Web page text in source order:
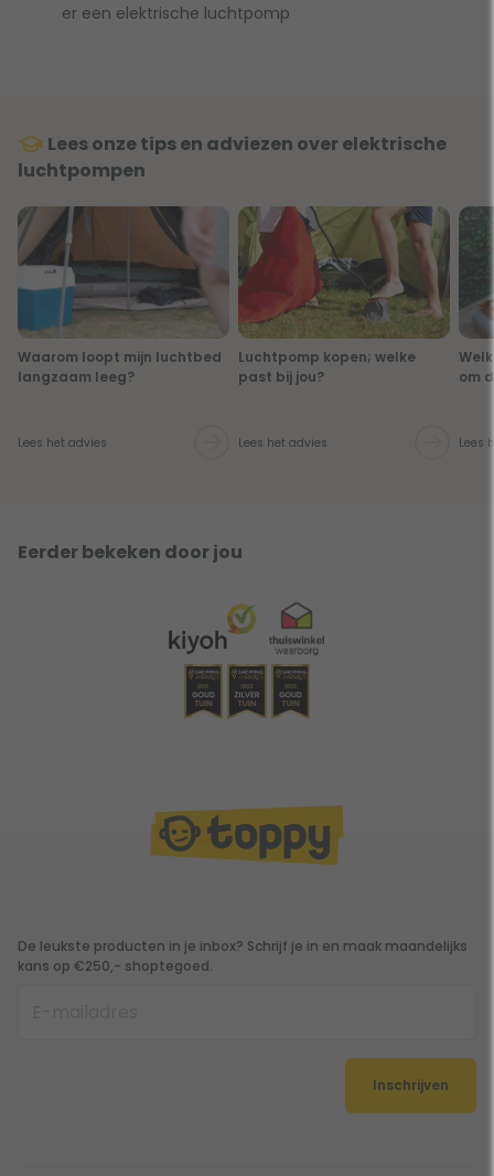
er een elektrische luchtpomp
Lees onze tips en adviezen over elektrische
luchtpompen
Waarom loopt mijn luchtbed
langzaam leeg?
Lees het advies
Luchtpomp kopen; welke
past bij jou?
Lees het advies
om
Lees
Eerder bekeken door jou
De leukste producten in je inbox? Schrijf je in en maak maandelijks
kans op €250,- shoptegoed.
Inschrijven